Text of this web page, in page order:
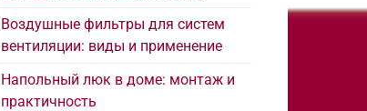
Воздушные фильтры для систем
вентиляции: виды и применение
Напольный люк в доме: монтаж и
практичность